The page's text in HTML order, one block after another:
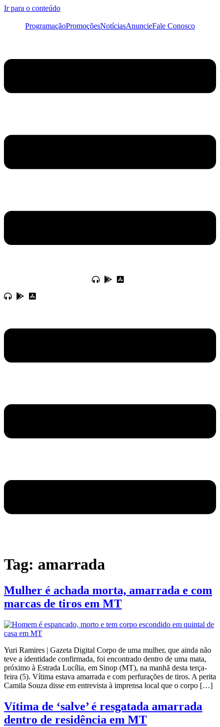
Ir para o conteúdo
ProgramaçãoPromoçõesNotíciasAnuncieFale Conosco
Tag: amarrada
Mulher é achada morta, amarrada e com
marcas de tiros em MT
Yuri Ramires | Gazeta Digital Corpo de uma mulher, que ainda não
teve a identidade confirmada, foi encontrado dentro de uma mata,
próximo à Estrada Lucília, em Sinop (MT), na manhã desta terça-
feira (5). Vítima estava amarrada e com perfurações de tiros. A perita
Camila Souza disse em entrevista à imprensa local que o corpo […]
Vítima de ‘salve’ é resgatada amarrada
dentro de residência em MT